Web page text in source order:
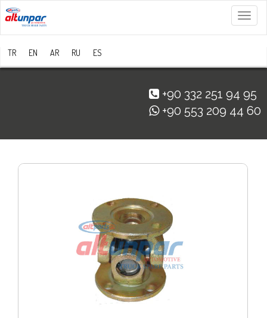
Menü
TR EN AR RU ES
+90 332 251 94 95
+90 553 209 44 60